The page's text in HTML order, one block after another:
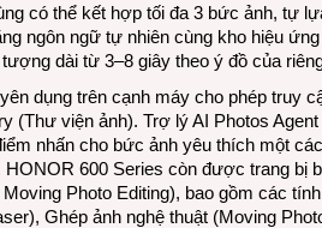
có thể kết hợp tối đa 3 bức ảnh, tự
ngôn ngữ tự nhiên cùng kho hiệu
dài từ 3–8 giây theo ý đồ của
dụng trên cạnh máy cho phép truy
(Thư viện ảnh). Trợ lý AI Photos
nhấn cho bức ảnh yêu thích một
HONOR 600 Series còn được trang bị
Photo Editing), bao gồm các
Ghép ảnh nghệ thuật (Moving